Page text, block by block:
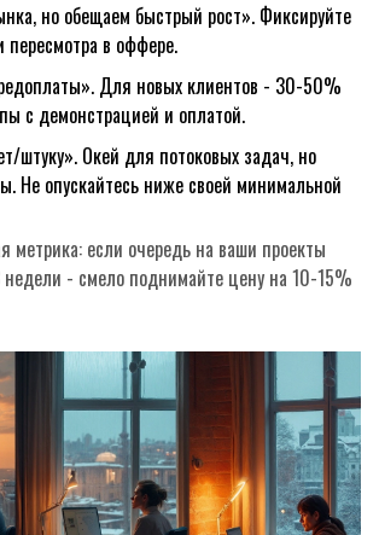
но обещаем быстрый рост». Фиксируйте
пересмотра в оффере.
Для новых клиентов - 30-50%
с демонстрацией и оплатой.
штуку». Окей для потоковых задач, но
Не опускайтесь ниже своей минимальной
метрика: если очередь на ваши проекты
- смело поднимайте цену на 10-15%